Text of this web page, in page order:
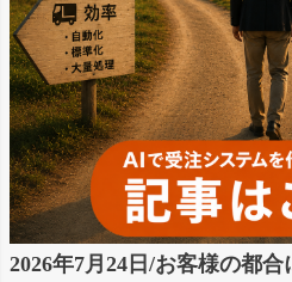
2026年7月24日/お客様の都